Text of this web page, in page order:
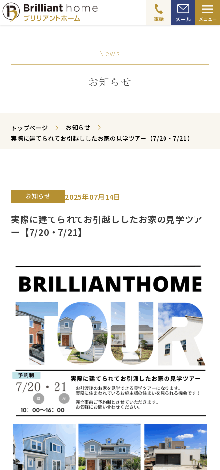
電話 メール ≡
メニュー
News
お知らせ
トップページ
お知らせ
実際に建てられてお引越ししたお家の見学ツアー【7/20・7/21】
お知らせ 2025年07月14日
実際に建てられてお引越ししたお家の見学ツア
ー【7/20・7/21】